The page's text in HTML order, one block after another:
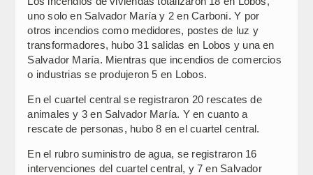
uno solo en Salvador María y 2 en Carboni. Y por
otros incendios como medidores, postes de luz y
transformadores, hubo 31 salidas en Lobos y una en
Salvador María. Mientras que incendios de comercios
o industrias se produjeron 5 en Lobos.
En el cuartel central se registraron 20 rescates de
animales y 3 en Salvador María. Y en cuanto a
rescate de personas, hubo 8 en el cuartel central.
En el rubro suministro de agua, se registraron 16
intervenciones del cuartel central, y 7 en Salvador